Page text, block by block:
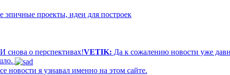
эпичные проекты, идеи для построек
И снова о перспективах!VETIK: Да к сожалению новости уже
новости я узнавал именно на этом сайте.